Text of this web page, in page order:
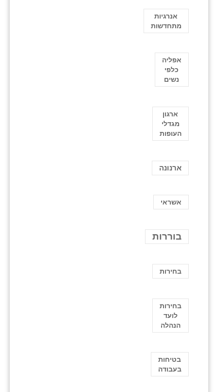
אנרגיות
מתחדשות
אפליה
כלפי
נשים
ארגון
מגדלי
העופות
ארנונה
אשראי
בוררות
בחירות
בחירות
לועד
הנהלה
בטיחות
בעבודה